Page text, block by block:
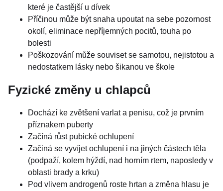
které je častější u dívek
Příčinou může být snaha upoutat na sebe pozornost
okolí, eliminace nepříjemných pocitů, touha po
bolesti
Poškozování může souviset se samotou, nejistotou a
nedostatkem lásky nebo šikanou ve škole
Fyzické změny u chlapců
Dochází ke zvětšení varlat a penisu, což je prvním
příznakem puberty
Začíná růst pubické ochlupení
Začiná se vyvíjet ochlupení i na jiných částech těla
(podpaží, kolem hýždí, nad horním rtem, naposledy v
oblasti brady a krku)
Pod vlivem androgenů roste hrtan a změna hlasu je